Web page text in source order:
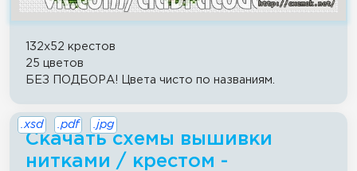
132x52 крестов
25 цветов
БЕЗ ПОДБОРА! Цвета чисто по названиям.
Скачать схемы вышивки
нитками / крестом -
.xsd .pdf .jpg